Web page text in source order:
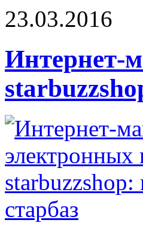
23.03.2016
Интернет-